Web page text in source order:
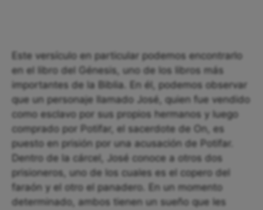
Este versículo en particular podemos encontrarlo
en el libro del Génesis, uno de los libros más
importantes de la Biblia. En él, podemos observar
que un personaje llamado José, quien fue vendido
como esclavo por sus propios hermanos y luego
comprado por Potifar, el sacerdote de On, es
puesto en prisión por una acusación de Potifar.
Dentro de la cárcel, José conoce a otros dos
prisioneros, uno de los cuales es el copero del
faraón y el otro el panadero. En un momento
determinado, ambos tienen un sueño que les